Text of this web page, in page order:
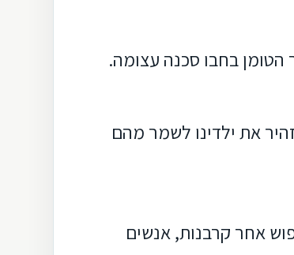
בחבו סכנה עצומה.
את ילדינו לשמר מהם
אחר קרבנות, אנשים